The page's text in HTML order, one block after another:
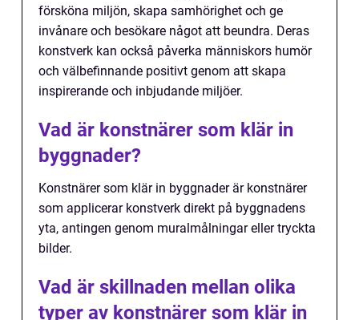
försköna miljön, skapa samhörighet och ge
invånare och besökare något att beundra. Deras
konstverk kan också påverka människors humör
och välbefinnande positivt genom att skapa
inspirerande och inbjudande miljöer.
Vad är konstnärer som klär in
byggnader?
Konstnärer som klär in byggnader är konstnärer
som applicerar konstverk direkt på byggnadens
yta, antingen genom muralmålningar eller tryckta
bilder.
Vad är skillnaden mellan olika
typer av konstnärer som klär in